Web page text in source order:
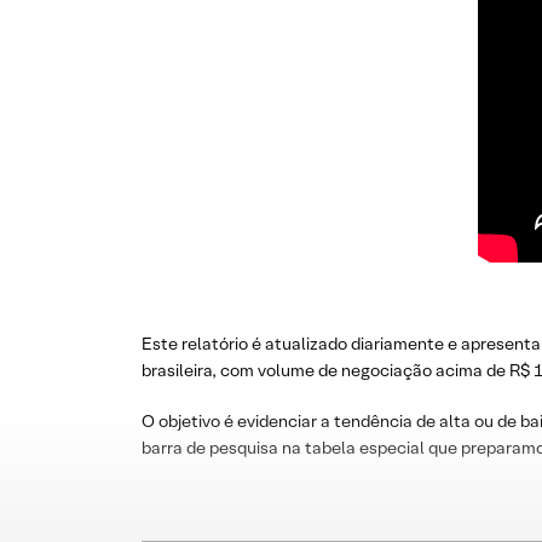
Este relatório é atualizado diariamente e
brasileira, com volume de negociação acima de R$
O objetivo é evidenciar a tendência de alta ou de
barra de pesquisa na tabela especial que